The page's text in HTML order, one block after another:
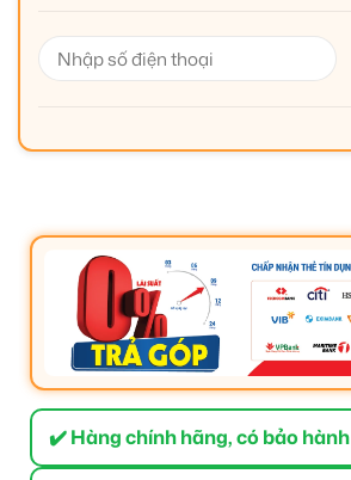
✔️ Hàng chính hãng, có bảo hành